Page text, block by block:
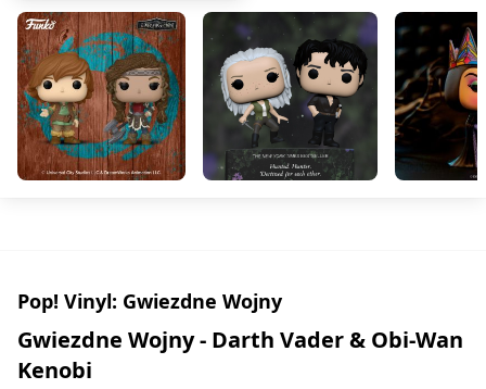
Pop! Vinyl: Gwiezdne Wojny
Gwiezdne Wojny - Darth Vader & Obi-Wan
Kenobi